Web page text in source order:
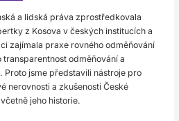
a lidská práva zprostředkovala
z Kosova v českých institucích a
zajímala praxe rovného odměňování
odměňování a
Proto jsme představili nástroje pro
nerovnosti a zkušenosti České
jeho historie.